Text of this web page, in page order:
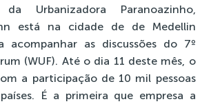
da Urbanizadora Paranoazinho,
está na cidade de de Medellin
acompanhar as discussões do 7º
(WUF). Até o dia 11 deste mês, o
a participação de 10 mil pessoas
É a primeira que empresa a